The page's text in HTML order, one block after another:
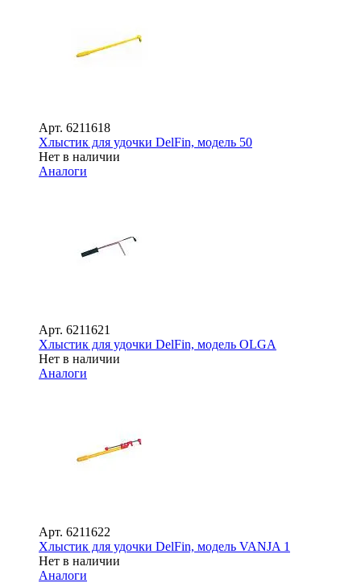
Арт. 6211618
Хлыстик для удочки DelFin, модель 50
Нет в наличии
Аналоги
Арт. 6211621
Хлыстик для удочки DelFin, модель OLGA
Нет в наличии
Аналоги
Арт. 6211622
Хлыстик для удочки DelFin, модель VANJA 1
Нет в наличии
Аналоги